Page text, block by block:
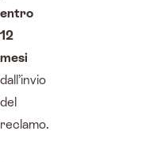
entro
12
mesi
dall’invio
del
reclamo.